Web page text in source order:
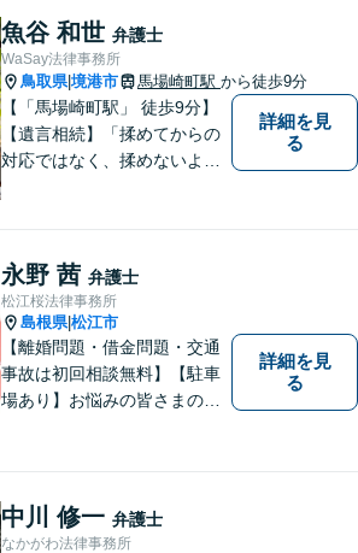
魚谷 和世 弁護士
WaSay法律事務所
鳥取県|境港市 馬場崎町駅 から徒歩9分
【「馬場崎町駅」 徒歩9分】
【遺言相続】「揉めてからの
対応ではなく、揉めないよう
決を目指します。 どんな些細
なことでもお気軽にご相談く
ださい。【弁護士歴15年以
上】
詳細を見
る
永野 茜 弁護士
松江桜法律事務所
島根県|松江市
【離婚問題・借金問題・交通
事故は初回相談無料】【駐車
場あり】お悩みの皆さまの気
いりたいと思います。丁寧な
説明で適切かつ迅速な解決を
目指します。
詳細を見
る
中川 修一 弁護士
なかがわ法律事務所